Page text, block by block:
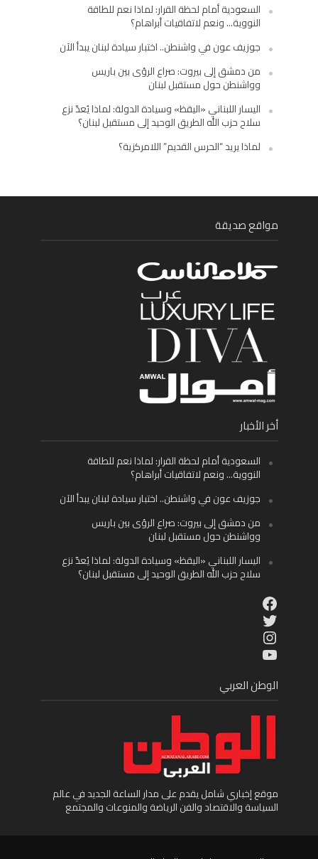
السعودية أمام لحظة القرار: لماذا نعم للطاقة
النووية… ونعم لاتفاقيات أبراهام؟
جوزيف عون في واشنطن.. اختبار سيادة لبنان يبدأ الآن
من دمشق إلى بيروت: صراع الرؤى بين باريس
وواشنطن حول مستقبل لبنان
اليسار اللبناني «اليقظ» وسيادة الدولة: لماذا يُعدّ نزع
سلاح حزب الله الطريق الوحيد إلى مستقبل لبنان؟
لماذا يريد “الحرس القديم” اللامركزية؟
مواقع صديقة
أخر الأخبار
السعودية أمام لحظة القرار: لماذا نعم للطاقة
النووية… ونعم لاتفاقيات أبراهام؟
جوزيف عون في واشنطن.. اختبار سيادة لبنان يبدأ الآن
من دمشق إلى بيروت: صراع الرؤى بين باريس
وواشنطن حول مستقبل لبنان
اليسار اللبناني «اليقظ» وسيادة الدولة: لماذا يُعدّ نزع
سلاح حزب الله الطريق الوحيد إلى مستقبل لبنان؟
Facebook
Twitter
Instagram
YouTube
الوطن العربي
موقع إخباري شامل يقدم على مدار الساعة الجديد في عالم
السياسة والاقتصاد والفن الرياضة والمنوعات والمجتمع